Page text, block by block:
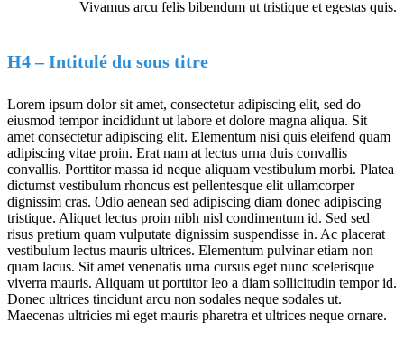
Vivamus arcu felis bibendum ut tristique et egestas quis.
H4 – Intitulé du sous titre
Lorem ipsum dolor sit amet, consectetur adipiscing elit, sed do
eiusmod tempor incididunt ut labore et dolore magna aliqua. Sit
amet consectetur adipiscing elit. Elementum nisi quis eleifend quam
adipiscing vitae proin. Erat nam at lectus urna duis convallis
convallis. Porttitor massa id neque aliquam vestibulum morbi. Platea
dictumst vestibulum rhoncus est pellentesque elit ullamcorper
dignissim cras. Odio aenean sed adipiscing diam donec adipiscing
tristique. Aliquet lectus proin nibh nisl condimentum id. Sed sed
risus pretium quam vulputate dignissim suspendisse in. Ac placerat
vestibulum lectus mauris ultrices. Elementum pulvinar etiam non
quam lacus. Sit amet venenatis urna cursus eget nunc scelerisque
viverra mauris. Aliquam ut porttitor leo a diam sollicitudin tempor id.
Donec ultrices tincidunt arcu non sodales neque sodales ut.
Maecenas ultricies mi eget mauris pharetra et ultrices neque ornare.